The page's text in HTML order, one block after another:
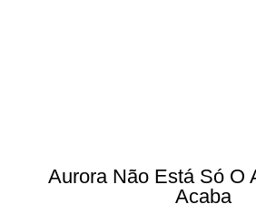
Aurora Não Está Só O
Acaba